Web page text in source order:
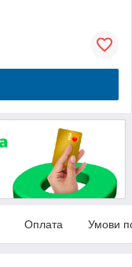
Оплата Умови